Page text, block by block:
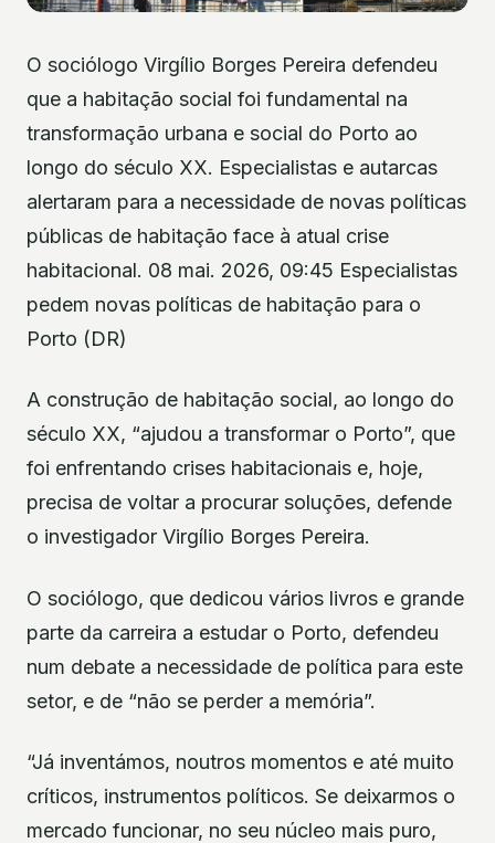
O sociólogo Virgílio Borges Pereira defendeu
que a habitação social foi fundamental na
transformação urbana e social do Porto ao
longo do século XX. Especialistas e autarcas
alertaram para a necessidade de novas políticas
públicas de habitação face à atual crise
habitacional. 08 mai. 2026, 09:45 Especialistas
pedem novas políticas de habitação para o
Porto (DR)
A construção de habitação social, ao longo do
século XX, “ajudou a transformar o Porto”, que
foi enfrentando crises habitacionais e, hoje,
precisa de voltar a procurar soluções, defende
o investigador Virgílio Borges Pereira.
O sociólogo, que dedicou vários livros e grande
parte da carreira a estudar o Porto, defendeu
num debate a necessidade de política para este
setor, e de “não se perder a memória”.
“Já inventámos, noutros momentos e até muito
críticos, instrumentos políticos. Se deixarmos o
mercado funcionar, no seu núcleo mais puro,